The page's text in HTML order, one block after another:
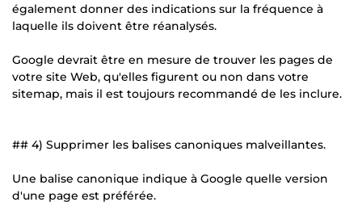
également donner des indications sur la fréquence à
laquelle ils doivent être réanalysés.
Google devrait être en mesure de trouver les pages de
votre site Web, qu'elles figurent ou non dans votre
sitemap, mais il est toujours recommandé de les inclure.
## 4) Supprimer les balises canoniques malveillantes.
Une balise canonique indique à Google quelle version
d'une page est préférée.